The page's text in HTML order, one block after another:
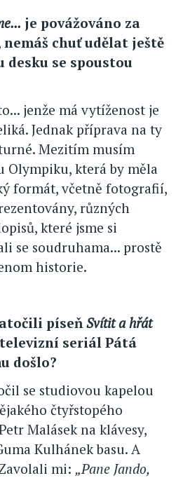
je povážováno za
nemáš chuť udělat ještě
desku se spoustou
jenže má vytíženost je
Jednak příprava na ty
Mezitím musím
Olympiku, která by měla
formát, včetně fotografií,
různých
které jsme si
se soudruhama... prostě
historie.
píseň Svítit a hřát
seriál Pátá
došlo?
se studiovou kapelou
čtyřstopého
Malásek na klávesy,
Kulhánek basu. A
mi: „Pane Jando,